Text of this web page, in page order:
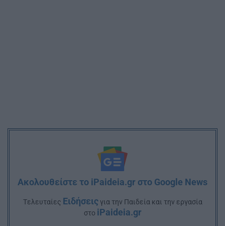
Ακολουθείστε το iPaideia.gr στο Google News
Tελευταίες Ειδήσειςγια την Παιδεία και την εργασία
στο iPaideia.gr